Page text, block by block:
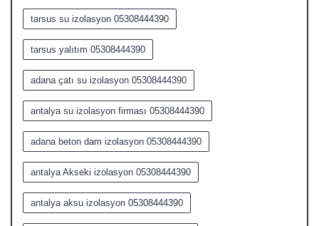
tarsus su izolasyon 05308444390
tarsus yalıtım 05308444390
adana çatı su izolasyon 05308444390
antalya su izolasyon firması 05308444390
adana beton dam izolasyon 05308444390
antalya Akseki izolasyon 05308444390
antalya aksu izolasyon 05308444390